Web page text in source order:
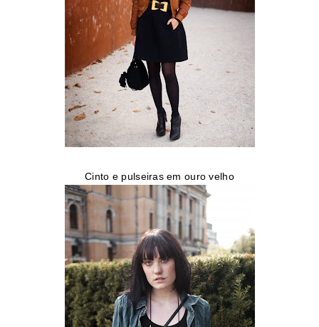
Cinto e pulseiras em ouro velho